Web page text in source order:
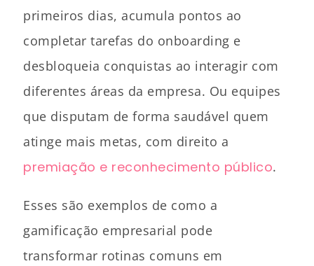
primeiros dias, acumula pontos ao
completar tarefas do onboarding e
desbloqueia conquistas ao interagir com
diferentes áreas da empresa. Ou equipes
que disputam de forma saudável quem
atinge mais metas, com direito a
premiação e reconhecimento público.
Esses são exemplos de como a
gamificação empresarial pode
transformar rotinas comuns em